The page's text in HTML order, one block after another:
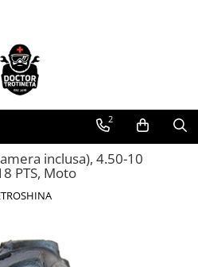
electrica
2
inclusa), 4.50-10
PTS, Moto